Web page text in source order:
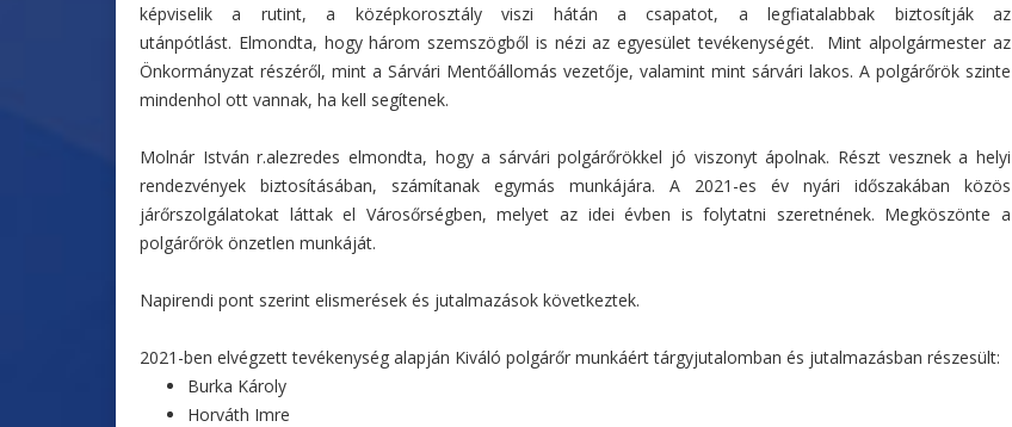
képviselik a rutint, a középkorosztály viszi hátán a csapatot, a legfiatalabbak biztosítják az
utánpótlást. Elmondta, hogy három szemszögből is nézi az egyesület tevékenységét. Mint alpolgármester az
Önkormányzat részéről, mint a Sárvári Mentőállomás vezetője, valamint mint sárvári lakos. A polgárőrök szinte
mindenhol ott vannak, ha kell segítenek.
Molnár István r.alezredes elmondta, hogy a sárvári polgárőrökkel jó viszonyt ápolnak. Részt vesznek a helyi
rendezvények biztosításában, számítanak egymás munkájára. A 2021-es év nyári időszakában közös
járőrszolgálatokat láttak el Városőrségben, melyet az idei évben is folytatni szeretnének. Megköszönte a
polgárőrök önzetlen munkáját.
Napirendi pont szerint elismerések és jutalmazások következtek.
2021-ben elvégzett tevékenység alapján Kiváló polgárőr munkáért tárgyjutalomban és jutalmazásban részesült:
Burka Károly
Horváth Imre